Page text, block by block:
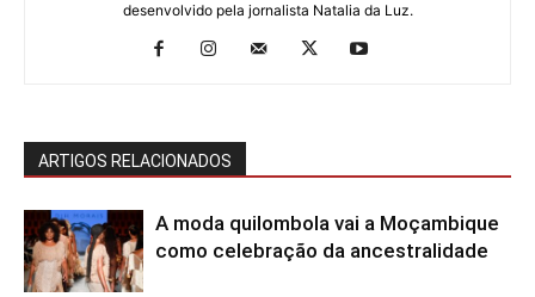
desenvolvido pela jornalista Natalia da Luz.
ARTIGOS RELACIONADOS
A moda quilombola vai a Moçambique
como celebração da ancestralidade